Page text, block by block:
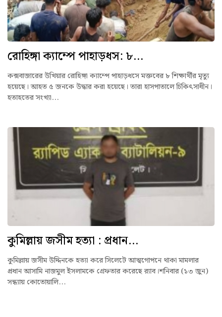
রোহিঙ্গা ক্যাম্পে পাহাড়ধস: ৮...
কক্সবাজারের উখিয়ার রোহিঙ্গা ক্যাম্পে পাহাড়ধসে মক্তবের ৮ শিক্ষার্থীর মৃত্যু
হয়েছে। আহত ৫ জনকে উদ্ধার করা হয়েছে। তারা হাসপাতালে চিকিৎসাধীন।
হতাহতের সংখ্যা...
কুমিল্লায় জসীম হত্যা : প্রধান...
কুমিল্লায় জসীম উদ্দিনকে হত্যা করে সিলেটে আত্মগোপনে থাকা মামলার
প্রধান আসামি নাজমুল ইসলামকে গ্রেফতার করেছে র‌্যাব।শনিবার (১৩ জুন)
সন্ধ্যায় কোতোয়ালি...